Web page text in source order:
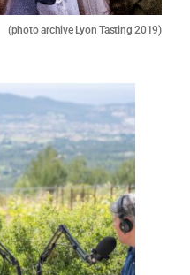
(photo archive Lyon Tasting 2019)